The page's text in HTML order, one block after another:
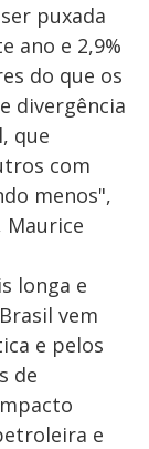
puxada
ano e 2,9%
do que os
divergência
que
com
menos",
Maurice
longa e
vem
e pelos
de
e